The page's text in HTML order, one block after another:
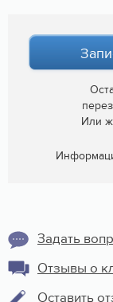
Или
Задать
Отзывы о
Оставить